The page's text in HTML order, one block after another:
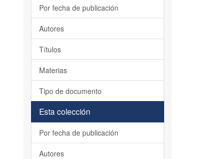
Por fecha de publicación
Autores
Títulos
Materias
Tipo de documento
Esta colección
Por fecha de publicación
Autores